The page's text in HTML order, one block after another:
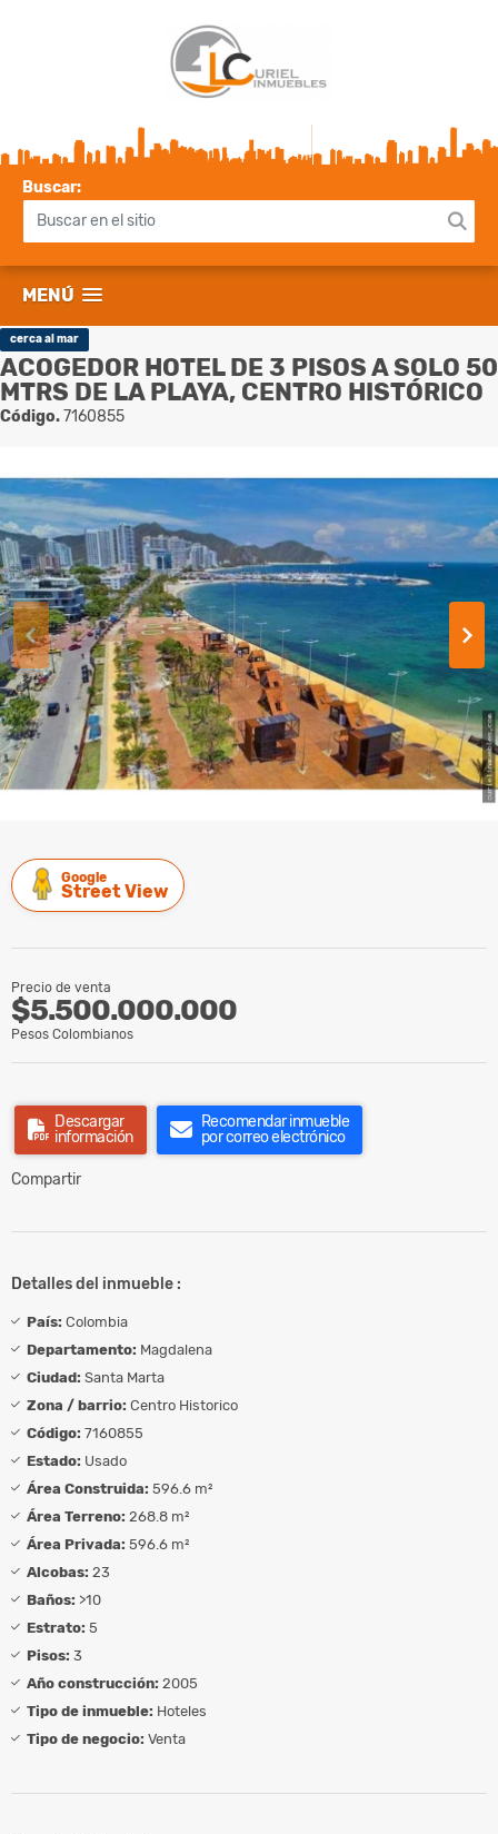
Buscar:
MENÚ
cerca al mar
ACOGEDOR HOTEL DE 3 PISOS A SOLO 50
MTRS DE LA PLAYA, CENTRO HISTÓRICO
Código.7160855
Google
Street View
Precio de venta
$5.500.000.000
Pesos Colombianos
Descargar
información
Recomendar inmueble
por correo electrónico
Compartir
Detalles del inmueble :
País: Colombia
Departamento: Magdalena
Ciudad: Santa Marta
Zona / barrio: Centro Historico
Código: 7160855
Estado: Usado
Área Construida: 596.6 m²
Área Terreno: 268.8 m²
Área Privada: 596.6 m²
Alcobas: 23
Baños: >10
Estrato: 5
Pisos: 3
Año construcción: 2005
Tipo de inmueble: Hoteles
Tipo de negocio: Venta